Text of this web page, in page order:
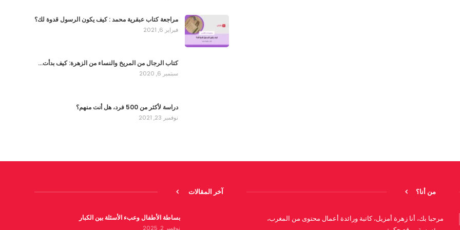
مراجعة كتاب عبقرية محمد : كيف يكون الرسول قدوة لك؟
فبراير 6, 2021
كتاب الرجال من المريخ والنساء من الزهرة: كيف بدأت…
سبتمبر 6, 2020
دراسة لأكثر من 500 فرد، هل أنت منهم؟
نوفمبر 23, 2021
من أنا؟
مرحبا بك، أنا زهرة أمزيل، كاتبة ورائدة أعمال محتوى من المغرب،
آخر المقالات
بساطة الأطفال وعبء الأسئلة بين الكبار
نوفمبر 2, 2025